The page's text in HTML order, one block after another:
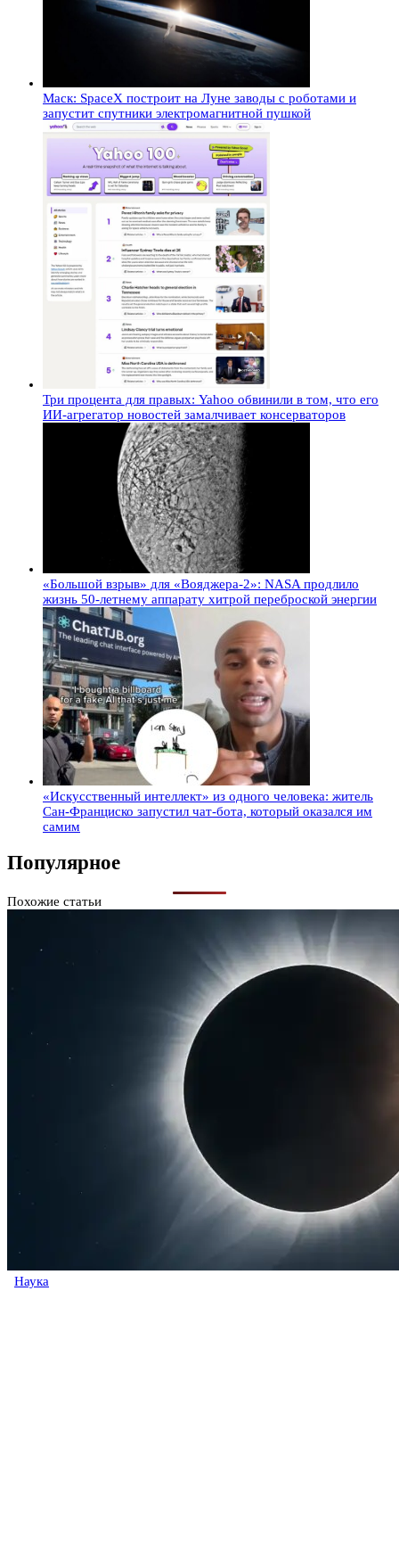
Маск: SpaceX построит на Луне заводы с роботами и
запустит спутники электромагнитной пушкой
Три процента для правых: Yahoo обвинили в том, что его
ИИ-агрегатор новостей замалчивает консерваторов
«Большой взрыв» для «Вояджера-2»: NASA продлило
жизнь 50-летнему аппарату хитрой переброской энергии
«Искусственный интеллект» из одного человека: житель
Сан-Франциско запустил чат-бота, который оказался им
самим
Популярное
Похожие статьи
Наука